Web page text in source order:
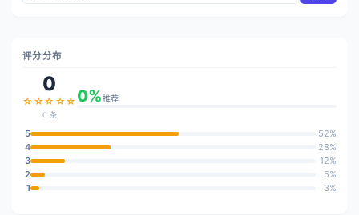
评分分布
0
☆☆☆☆☆
0 条
0%推荐
5
52%
4
28%
3
12%
2
5%
1
3%